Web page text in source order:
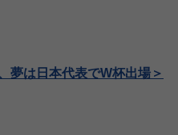
夢は日本代表でW杯出場＞